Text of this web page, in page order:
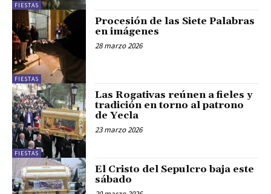
FIESTAS
FIESTAS
Procesión de las Siete Palabras
en imágenes
28 marzo 2026
FIESTAS
Las Rogativas reúnen a fieles y
tradición en torno al patrono
de Yecla
23 marzo 2026
El Cristo del Sepulcro baja este
sábado